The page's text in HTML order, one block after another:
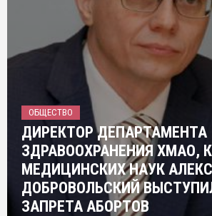
ОБЩЕСТВО
ДИРЕКТОР ДЕПАРТАМЕНТА
ЗДРАВООХРАНЕНИЯ ХМАО,
МЕДИЦИНСКИХ НАУК
ДОБРОВОЛЬСКИЙ
ЗАПРЕТА АБОРТОВ